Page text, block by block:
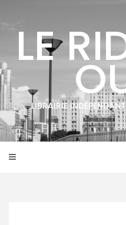
contentLE
LIBRAIRIE